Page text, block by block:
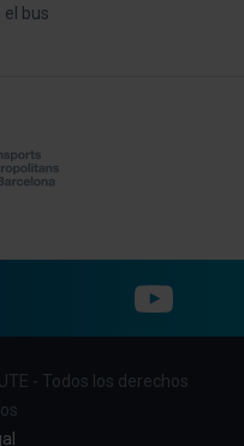
el bus
- Todos los derechos